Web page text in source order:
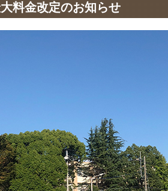
料金改定のお知らせ